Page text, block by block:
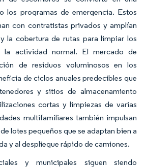
los programas de emergencia. Estos
con contratistas privados y amplían
la cobertura de rutas para limpiar los
la actividad normal. El mercado de
de residuos voluminosos en los
de ciclos anuales predecibles que
y sitios de almacenamiento
cortas y limpiezas de varias
multifamiliares también impulsan
lotes pequeños que se adaptan bien a
y al despliegue rápido de camiones.
y municipales siguen siendo